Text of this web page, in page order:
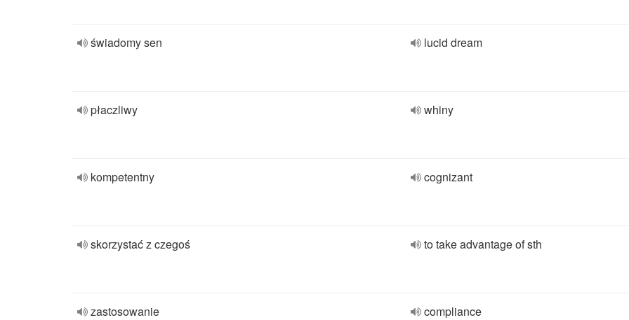
świadomy sen lucid dream
płaczliwy whiny
kompetentny cognizant
skorzystać z czegoś to take advantage of sth
zastosowanie compliance